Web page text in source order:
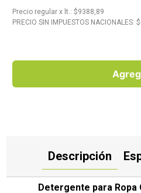
Precio regular x lt. : $9388,89
PRECIO SIN IMPUESTOS NACIONALES: $
Descripción
Detergente para Ropa
. Carne